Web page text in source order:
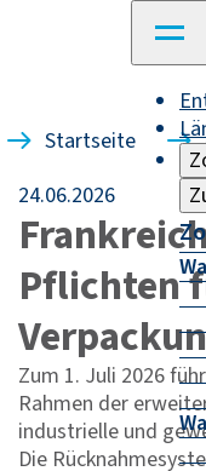
Startseite
24.06.2026
Pflichten
Zum 1. Juli 2026
Rahmen der
industrielle und
Die